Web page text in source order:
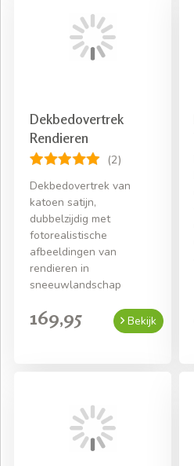
Dekbedovertrek
Rendieren
(2)
Dekbedovertrek van
katoen satijn,
dubbelzijdig met
fotorealistische
afbeeldingen van
rendieren in
sneeuwlandschap
169,95 Bekijk